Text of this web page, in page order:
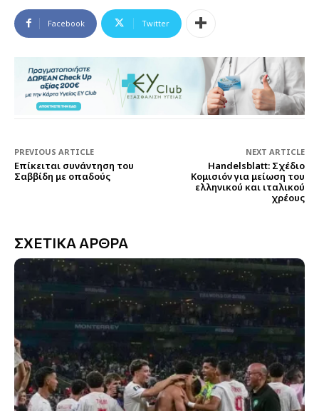
Facebook Twitter
PREVIOUS ARTICLE
Επίκειται συνάντηση του
Σαββίδη με οπαδούς
NEXT ARTICLE
Handelsblatt: Σχέδιο
Κομισιόν για μείωση του
ελληνικού και ιταλικού
χρέους
ΣΧΕΤΙΚΑ ΑΡΘΡΑ